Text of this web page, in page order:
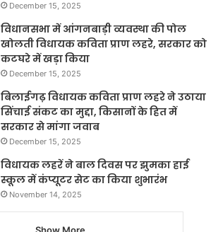
December 15, 2025
विधानसभा में आंगनबाड़ी व्यवस्था की पोल
खोलती विधायक कविता प्राण लहरे, सरकार को
कटघरे में खड़ा किया
December 15, 2025
बिलाईगढ़ विधायक कविता प्राण लहरे ने उठाया
सिंचाई संकट का मुद्दा, किसानों के हित में
सरकार से मांगा जवाब
December 15, 2025
विधायक लहरें ने बाल दिवस पर झुमका हाई
स्कूल में कंप्यूटर सेट का किया शुभारंभ
November 14, 2025